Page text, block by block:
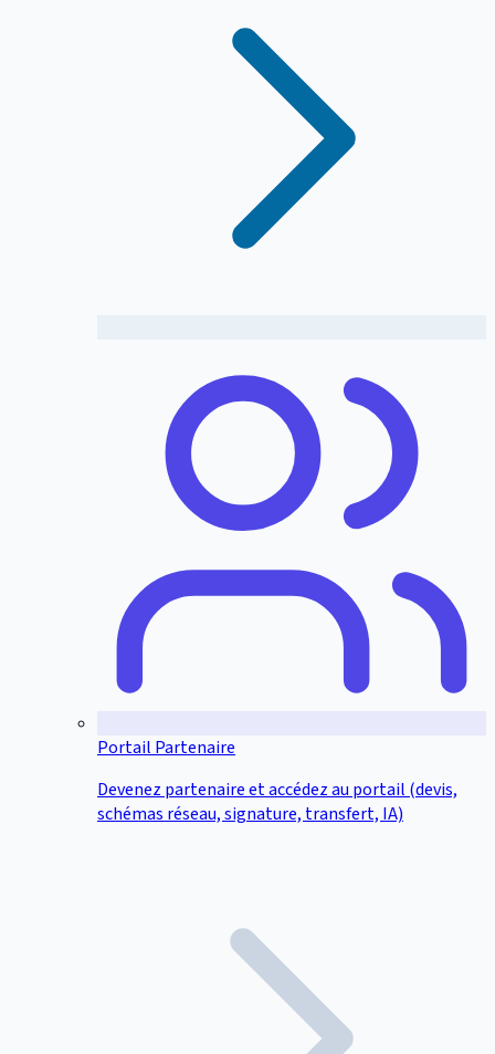
Portail Partenaire
Devenez partenaire et accédez au portail (devis,
schémas réseau, signature, transfert, IA)